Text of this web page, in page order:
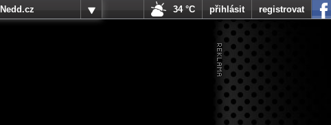
Nedd.cz
34 °C přihlásit registrovat